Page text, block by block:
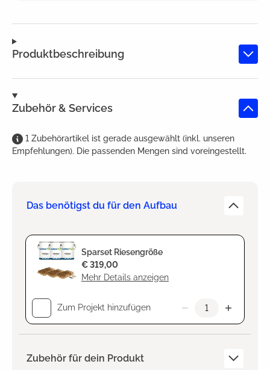
Produktbeschreibung
Zubehör & Services
1 Zubehörartikel ist gerade ausgewählt (inkl. unseren
Empfehlungen). Die passenden Mengen sind voreingestellt.
Das benötigst du für den Aufbau
Sparset Riesengröße
Mehr Details anzeigen
€ 319,00
Zum Projekt hinzufügen
Zubehör für dein Produkt